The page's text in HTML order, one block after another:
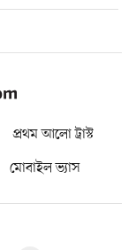
প্রথম আলো ট্রাস্ট
মোবাইল ভ্যাস